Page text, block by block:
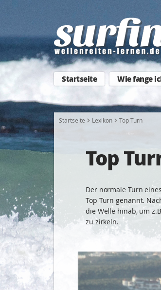
Startseite Wie fange
Startseite Lexikon Top Turn
Top
Der normale Turn
Top Turn genannt.
die Welle hinab, um
zu zirkeln.